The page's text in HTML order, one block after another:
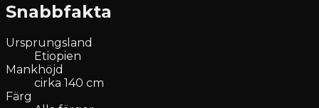
Snabbfakta
Ursprungsland
Etiopien
Mankhöjd
cirka 140 cm
Färg